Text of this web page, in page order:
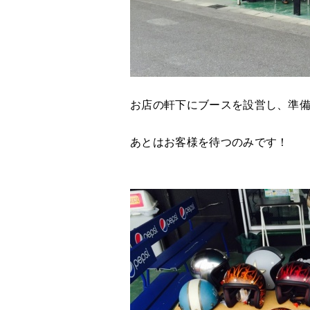
お店の軒下にブースを設営し、準
あとはお客様を待つのみです！